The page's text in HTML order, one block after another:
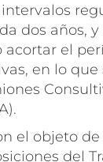
dos años,
acortar el
en lo que
el objeto
del